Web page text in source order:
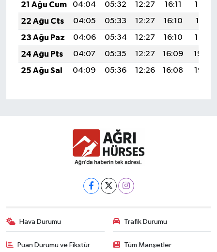
21 Ağu Cum
04:04 05:32 12:27 16:11
19:13
22 Ağu Cts
04:05 05:33 12:27 16:10
19:11
23 Ağu Paz
04:06 05:34 12:27 16:10
19:10
24 Ağu Pts
04:07 05:35 12:27 16:09
19:08
25 Ağu Sal
04:09 05:36 12:26 16:08 19:07
Hava Durumu Trafik Durumu
Puan Durumu ve Fikstür Tüm Manşetler